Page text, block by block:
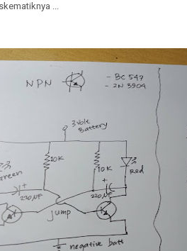
...